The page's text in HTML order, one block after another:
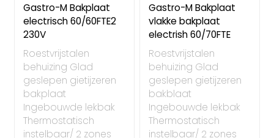
Gastro-M Bakplaat
electrisch 60/60FTE2
230V
Roestvrijstalen
behuizing Glad
geslepen gietijzeren
bakplaat
Ingebouwde lekbak
Thermostatisch
instelbaar/ 2 zones
Gastro-M Bakplaat
vlakke bakplaat
electrish 60/70FTE
Roestvrijstalen
behuizing Glad
geslepen gietijzeren
bakblaat
Ingebouwde lekbak
Thermostatisch
instelbaar/ 2 zones